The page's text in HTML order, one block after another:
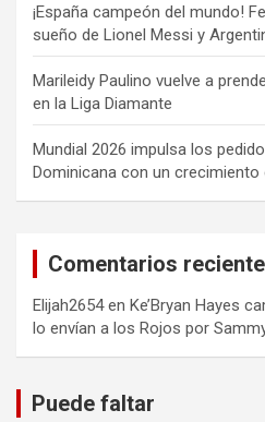
¡España campeón del mundo!
sueño de Lionel Messi y
Marileidy Paulino vuelve a
en la Liga Diamante
Mundial 2026 impulsa los
Dominicana con un crecimiento
Comentarios
Elijah2654en Ke’Bryan Hayes
lo envían a los Rojos por
Puede faltar